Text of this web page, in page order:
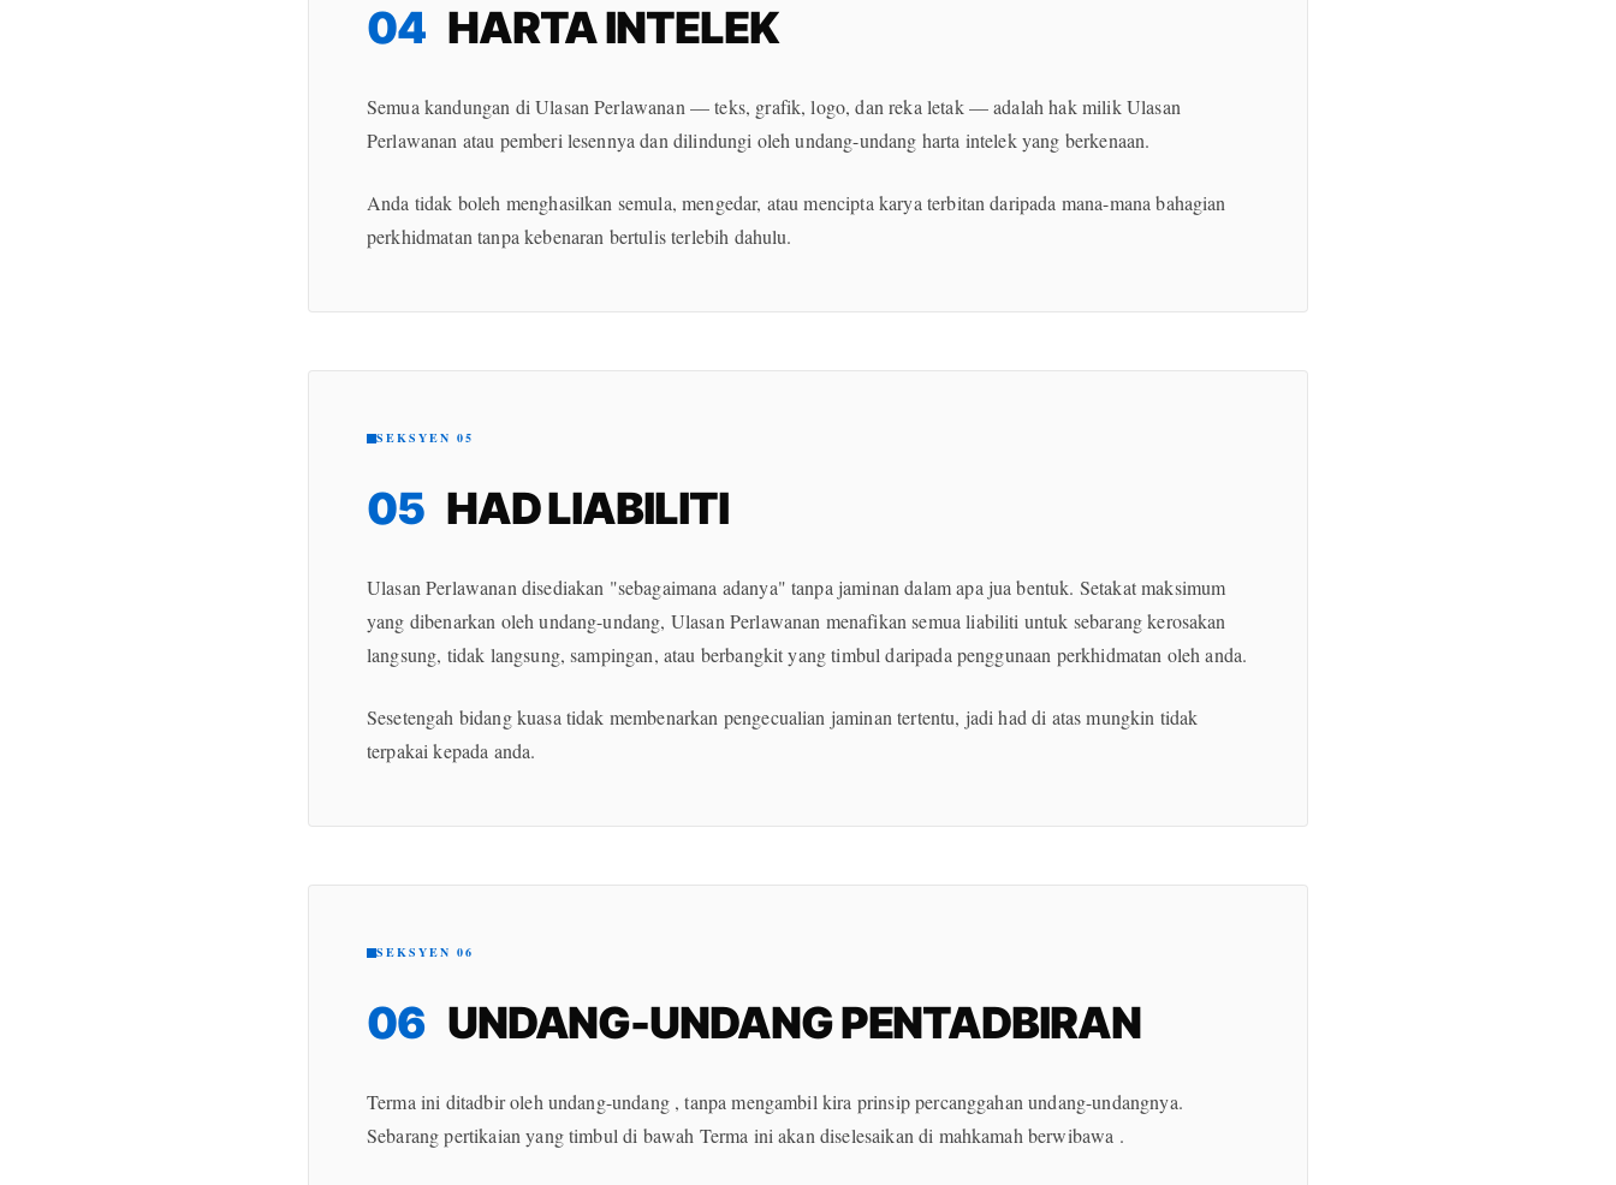
04 HARTA INTELEK
Semua kandungan di Ulasan Perlawanan — teks, grafik, logo, dan reka letak — adalah hak milik Ulasan
Perlawanan atau pemberi lesennya dan dilindungi oleh undang-undang harta intelek yang berkenaan.
Anda tidak boleh menghasilkan semula, mengedar, atau mencipta karya terbitan daripada mana-mana bahagian
perkhidmatan tanpa kebenaran bertulis terlebih dahulu.
SEKSYEN 05
05 HAD LIABILITI
Ulasan Perlawanan disediakan "sebagaimana adanya" tanpa jaminan dalam apa jua bentuk. Setakat maksimum
yang dibenarkan oleh undang-undang, Ulasan Perlawanan menafikan semua liabiliti untuk sebarang kerosakan
langsung, tidak langsung, sampingan, atau berbangkit yang timbul daripada penggunaan perkhidmatan oleh anda.
Sesetengah bidang kuasa tidak membenarkan pengecualian jaminan tertentu, jadi had di atas mungkin tidak
terpakai kepada anda.
SEKSYEN 06
06 UNDANG-UNDANG PENTADBIRAN
Terma ini ditadbir oleh undang-undang , tanpa mengambil kira prinsip percanggahan undang-undangnya.
Sebarang pertikaian yang timbul di bawah Terma ini akan diselesaikan di mahkamah berwibawa .